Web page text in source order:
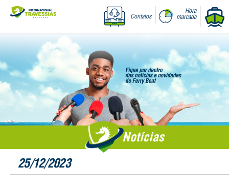
Contatos
Hora
marcada
Notícias
25/12/2023